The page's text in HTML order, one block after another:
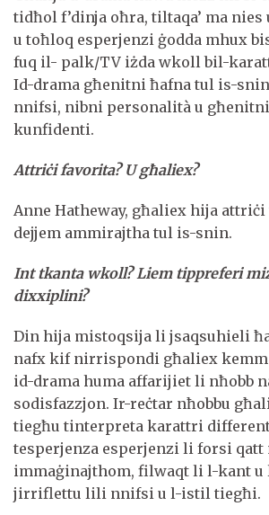
tidħol f’dinja oħra, tiltaqa’ ma
u toħloq esperjenzi ġodda mhux
fuq il- palk/TV iżda wkoll bil-
Id-drama għenitni ħafna tul is-
nnifsi, nibni personalità u
kunfidenti.
Attriċi favorita? U għaliex?
Anne Hatheway, għaliex hija
dejjem ammirajtha tul is-snin.
Int tkanta wkoll? Liem tippreferi
dixxiplini?
Din hija mistoqsija li jsaqsuhieli
nafx kif nirrispondi għaliex
id-drama huma affarijiet li nħobb
sodisfazzjon. Ir-reċtar nħobbu
tiegħu tinterpreta karattri
tesperjenza esperjenzi li forsi qatt
immaġinajthom, filwaqt li l-kant u
jirriflettu lili nnifsi u l-istil tiegħi.